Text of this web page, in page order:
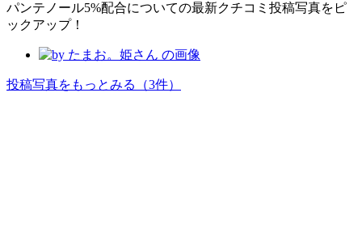
パンテノール5%配合についての最新クチコミ投稿写真をピ
ックアップ！
投稿写真をもっとみる （3件）